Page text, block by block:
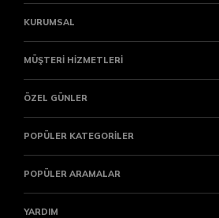
KURUMSAL
MÜŞTERİ HİZMETLERİ
ÖZEL GÜNLER
POPÜLER KATEGORİLER
POPÜLER ARAMALAR
YARDIM